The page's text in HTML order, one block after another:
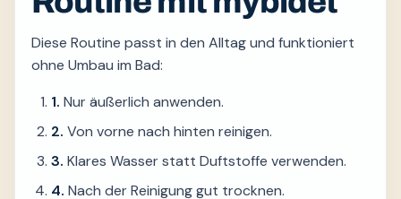
Diese Routine passt in den Alltag und funktioniert
ohne Umbau im Bad:
1. Nur äußerlich anwenden.
2. Von vorne nach hinten reinigen.
3. Klares Wasser statt Duftstoffe verwenden.
4. Nach der Reinigung gut trocknen.